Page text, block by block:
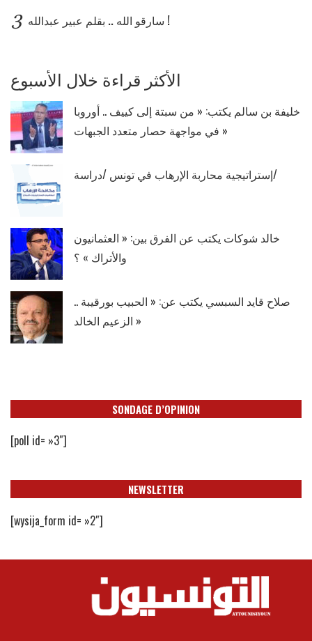
3 سارقو الله .. بقلم عبير عبدالله !
الأكثر قراءة خلال الأسبوع
خليفة بن سالم يكتب: « من سبتة إلى كييف .. أوروبا
في مواجهة حصار متعدد الجبهات »
إستراتيجية محاربة الإرهاب في تونس /دراسة/
خالد شوكات يكتب عن الفرق بين: « العثمانيون
والأتراك » ؟
صلاح قايد السبسي يكتب عن: « الحبيب بورقيبة ..
الزعيم الخالد »
SONDAGE D’OPINION
[poll id= »3″]
NEWSLETTER
[wysija_form id= »2″]